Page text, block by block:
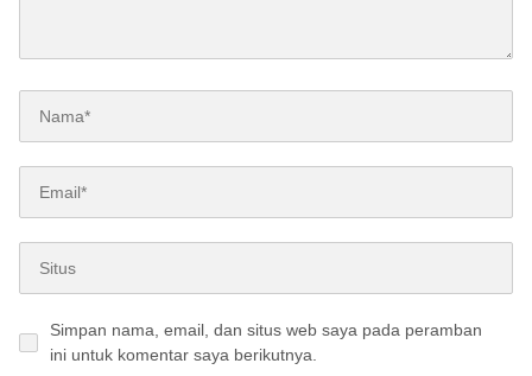
Simpan nama, email, dan situs web saya pada peramban
ini untuk komentar saya berikutnya.